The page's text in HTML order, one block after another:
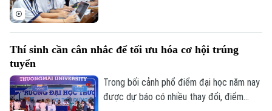
Liên hệ đường dây nóng (bấm để gọi)
Tòa soạn Tòa soạn
sinh và phụ huynh băn khoăn không chỉ là
thích ứng với một thị trường lao động
đang thay đổi rất nhanh dưới tác động
Thí sinh cần cân nhắc để tối ưu hóa cơ hội trúng
tuyển
Trong bối cảnh phổ điểm đại học năm nay
được dự báo có nhiều thay đổi, điểm